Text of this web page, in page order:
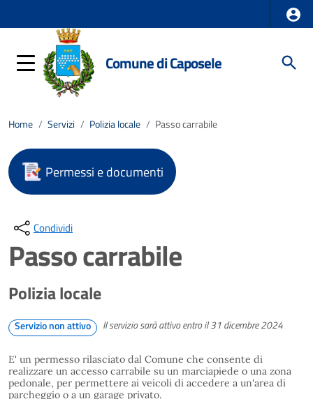
Comune di Caposele
Home / Servizi / Polizia locale / Passo carrabile
Permessi e documenti
Condividi
Passo carrabile
Polizia locale
Servizio non attivo Il servizio sarà attivo entro il 31 dicembre 2024
E' un permesso rilasciato dal Comune che consente di
realizzare un accesso carrabile su un marciapiede o una zona
pedonale, per permettere ai veicoli di accedere a un'area di
parcheggio o a un garage privato.